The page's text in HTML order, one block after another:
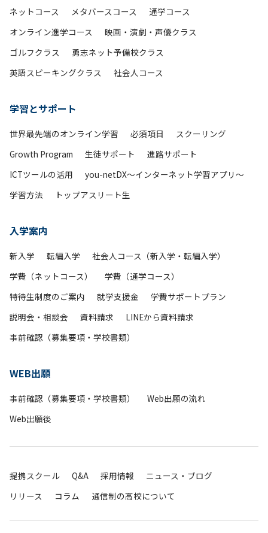
ネットコース メタバースコース
通学コース
オンライン進学コース
映画・演劇・声優クラス
ゴルフクラス
勇志ネット予備校クラス
英語スピーキングクラス
社会人コース
学習とサポート
世界最先端のオンライン学習 必須項目
スクーリング
Growth Program
生徒サポート
進路サポート
ICTツールの活用
you-netDX～インターネット学習アプリ～
学習方法
トップアスリート生
入学案内
新入学 転編入学
社会人コース（新入学・転編入学）
学費（ネットコース）
学費（通学コース）
特待生制度のご案内
就学支援金
学費サポートプラン
説明会・相談会
資料請求
LINEから資料請求
事前確認（募集要項・学校書類）
WEB出願
事前確認（募集要項・学校書類）
Web出願の流れ
Web出願後
提携スクール Q&A 採用情報
ニュース・ブログ
リリース
コラム 通信制の高校について